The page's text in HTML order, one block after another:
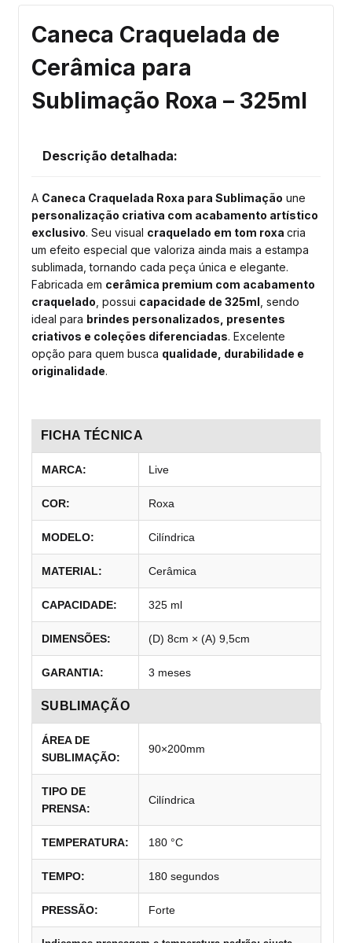
Caneca Craquelada de
Cerâmica para
Sublimação Roxa – 325ml
Descrição detalhada:
A Caneca Craquelada Roxa para Sublimação une
personalização criativa com acabamento artístico
exclusivo. Seu visual craquelado em tom roxa cria
um efeito especial que valoriza ainda mais a estampa
sublimada, tornando cada peça única e elegante.
Fabricada em cerâmica premium com acabamento
craquelado , possui capacidade de 325ml , sendo
ideal para brindes personalizados, presentes
criativos e coleções diferenciadas. Excelente
opção para quem busca qualidade, durabilidade e
originalidade.
FICHA TÉCNICA
MARCA: Live
COR: Roxa
MODELO: Cilíndrica
MATERIAL: Cerâmica
CAPACIDADE: 325 ml
DIMENSÕES: (D) 8cm × (A) 9,5cm
GARANTIA: 3 meses
SUBLIMAÇÃO
ÁREA DE
SUBLIMAÇÃO:
90×200mm
TIPO DE
PRENSA:
Cilíndrica
TEMPERATURA: 180 °C
TEMPO: 180 segundos
PRESSÃO: Forte